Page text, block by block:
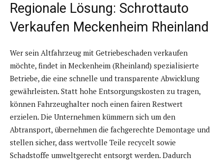
Regionale Lösung: Schrottauto
Verkaufen Meckenheim Rheinland
Wer sein Altfahrzeug mit Getriebeschaden verkaufen
möchte, findet in Meckenheim (Rheinland) spezialisierte
Betriebe, die eine schnelle und transparente Abwicklung
gewährleisten. Statt hohe Entsorgungskosten zu tragen,
können Fahrzeughalter noch einen fairen Restwert
erzielen. Die Unternehmen kümmern sich um den
Abtransport, übernehmen die fachgerechte Demontage und
stellen sicher, dass wertvolle Teile recycelt sowie
Schadstoffe umweltgerecht entsorgt werden. Dadurch